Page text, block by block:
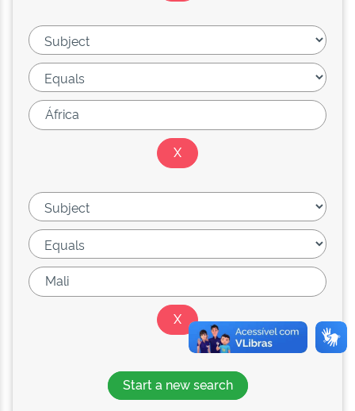
Start a new search